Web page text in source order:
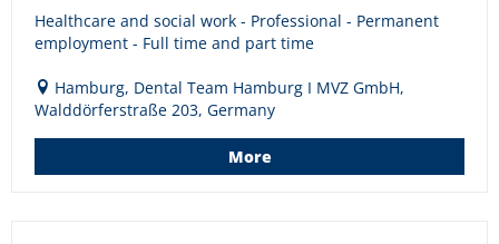
Healthcare and social work - Professional - Permanent
employment - Full time and part time
Hamburg, Dental Team Hamburg I MVZ GmbH,
Walddörferstraße 203, Germany
More